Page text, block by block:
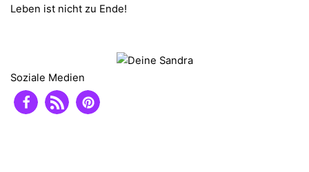
Leben ist nicht zu Ende!
Soziale Medien